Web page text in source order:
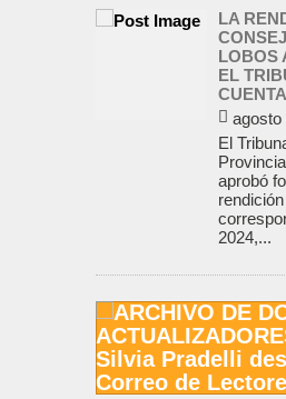
LA
LOBOS
EL
agosto
El
aprobó
2024,...